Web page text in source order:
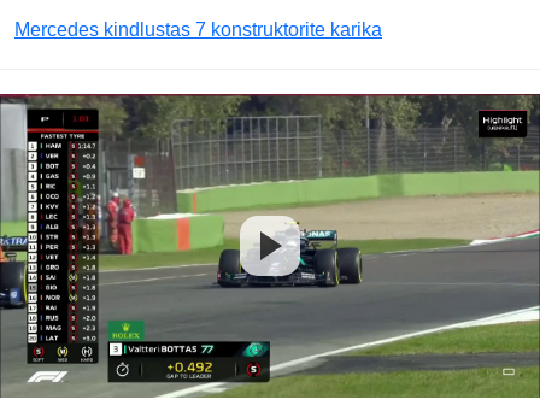
Mercedes kindlustas 7 konstruktorite karika